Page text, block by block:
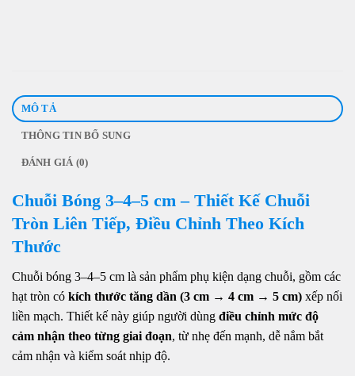
MÔ TẢ
THÔNG TIN BỔ SUNG
ĐÁNH GIÁ (0)
Chuỗi Bóng 3–4–5 cm – Thiết Kế Chuỗi
Tròn Liên Tiếp, Điều Chỉnh Theo Kích
Thước
Chuỗi bóng 3–4–5 cm là sản phẩm phụ kiện dạng chuỗi, gồm các
hạt tròn có kích thước tăng dần (3 cm → 4 cm → 5 cm) xếp nối
liền mạch. Thiết kế này giúp người dùng điều chỉnh mức độ
cảm nhận theo từng giai đoạn, từ nhẹ đến mạnh, dễ nắm bắt
cảm nhận và kiểm soát nhịp độ.